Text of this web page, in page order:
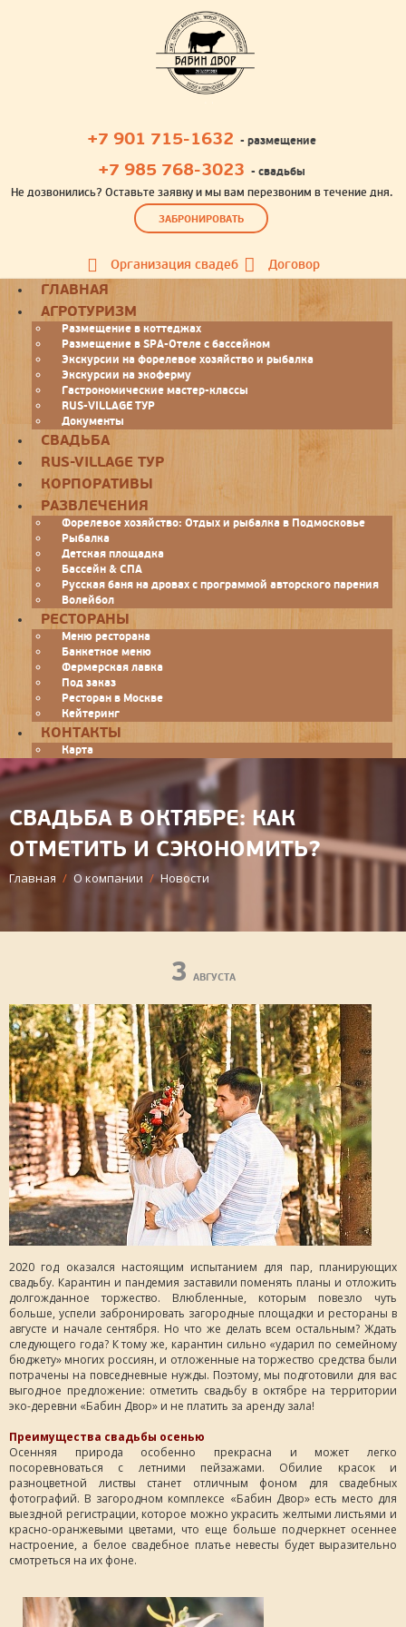
+7 901 715-1632 - размещение
+7 985 768-3023 - свадьбы
Не дозвонились? Оставьте заявку и мы вам перезвоним в течение дня.
ЗАБРОНИРОВАТЬ
Организация свадеб Договор
Toggle
ГЛАВНАЯ
АГРОТУРИЗМ
Размещение в коттеджах
Размещение в SPA-Отеле с бассейном
Экскурсии на форелевое хозяйство и рыбалка
Экскурсии на экоферму
Гастрономические мастер-классы
RUS-VILLAGE ТУР
Документы
СВАДЬБА
RUS-VILLAGE ТУР
КОРПОРАТИВЫ
РАЗВЛЕЧЕНИЯ
Форелевое хозяйство: Отдых и рыбалка в Подмосковье
Рыбалка
Детская площадка
Бассейн & СПА
Русская баня на дровах с программой авторского парения
Волейбол
РЕСТОРАНЫ
Меню ресторана
Банкетное меню
Фермерская лавка
Под заказ
Ресторан в Москве
Кейтеринг
КОНТАКТЫ
Карта
СВАДЬБА В ОКТЯБРЕ: КАК
ОТМЕТИТЬ И СЭКОНОМИТЬ?
Главная / О компании / Новости
3 АВГУСТА
2020 год оказался настоящим испытанием для пар, планирующих
свадьбу. Карантин и пандемия заставили поменять планы и отложить
долгожданное торжество. Влюбленные, которым повезло чуть
больше, успели забронировать загородные площадки и рестораны в
августе и начале сентября. Но что же делать всем остальным? Ждать
следующего года? К тому же, карантин сильно «ударил по семейному
бюджету» многих россиян, и отложенные на торжество средства были
потрачены на повседневные нужды. Поэтому, мы подготовили для вас
выгодное предложение: отметить свадьбу в октябре на территории
эко-деревни «Бабин Двор» и не платить за аренду зала!
Преимущества свадьбы осенью
Осенняя природа особенно прекрасна и может легко
посоревноваться с летними пейзажами. Обилие красок и
разноцветной листвы станет отличным фоном для свадебных
фотографий. В загородном комплексе «Бабин Двор» есть место для
выездной регистрации, которое можно украсить желтыми листьями и
красно-оранжевыми цветами, что еще больше подчеркнет осеннее
настроение, а белое свадебное платье невесты будет выразительно
смотреться на их фоне.